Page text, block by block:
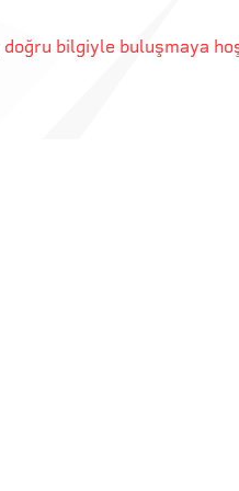
doğru bilgiyle buluşmaya